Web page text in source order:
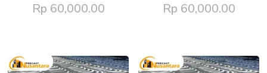
Rp 60,000.00 Rp 60,000.00